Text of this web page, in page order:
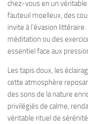
chez-vous en un véritable
fauteuil moelleux, des
invite à l’évasion
méditation ou des
essentiel face aux
Les tapis doux, les
cette atmosphère
des sons de la nature
privilégiés de calme,
véritable rituel de